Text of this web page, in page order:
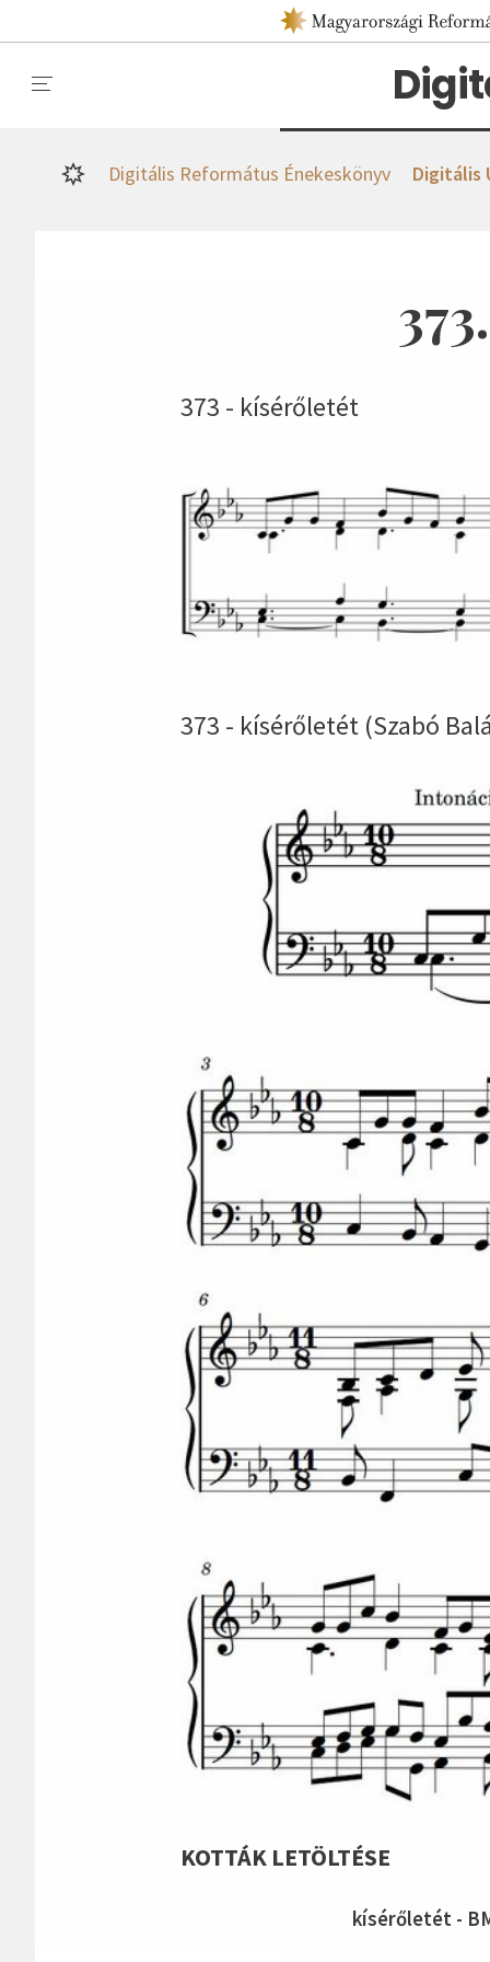
Digitális Református Énekeskönyv Digitális
373 - kísérőletét
373 - kísérőletét (Szabó
KOTTÁK LETÖLTÉSE
kísérőletét -